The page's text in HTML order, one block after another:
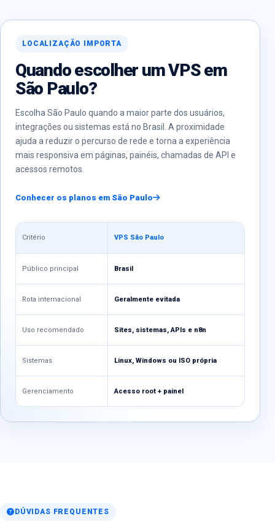
LOCALIZAÇÃO IMPORTA
Quando escolher um VPS em
São Paulo?
Escolha São Paulo quando a maior parte dos usuários,
integrações ou sistemas está no Brasil. A proximidade
ajuda a reduzir o percurso de rede e torna a experiência
mais responsiva em páginas, painéis, chamadas de API e
acessos remotos.
Conhecer os planos em São Paulo
Critério VPS São Paulo
Público principal Brasil
Rota internacional Geralmente evitada
Uso recomendado Sites, sistemas, APIs e n8n
Sistemas Linux, Windows ou ISO própria
Gerenciamento Acesso root + painel
DÚVIDAS FREQUENTES